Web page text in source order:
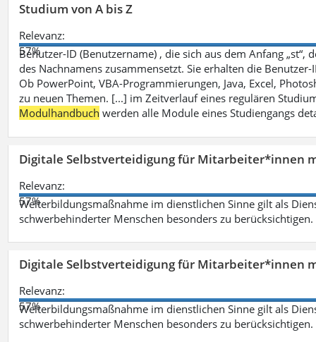
Studium von A bis Z
Relevanz:
57%
Benutzer-ID (Benutzername) , die sich aus dem Anfang „st“,
des Nachnamens zusammensetzt. Sie erhalten die
Ob PowerPoint, VBA-Programmierungen, Java, Excel,
zu neuen Themen. [...] im Zeitverlauf eines regulären
Modulhandbuch werden alle Module eines Studiengangs
Digitale Selbstverteidigung für Mitarbeiter*innen
Relevanz:
57%
Weiterbildungsmaßnahme im dienstlichen Sinne gilt als
schwerbehinderter Menschen besonders zu berücksichtigen.
Digitale Selbstverteidigung für Mitarbeiter*innen
Relevanz:
57%
Weiterbildungsmaßnahme im dienstlichen Sinne gilt als
schwerbehinderter Menschen besonders zu berücksichtigen.